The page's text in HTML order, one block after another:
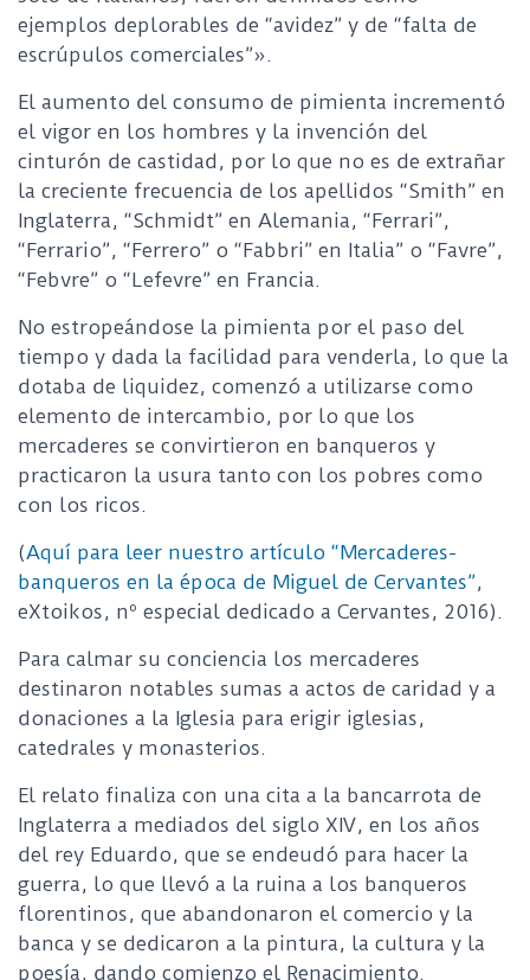
ejemplos deplorables de “avidez” y de “falta de
escrúpulos comerciales”».
El aumento del consumo de pimienta incrementó
el vigor en los hombres y la invención del
cinturón de castidad, por lo que no es de extrañar
la creciente frecuencia de los apellidos “Smith” en
Inglaterra, “Schmidt” en Alemania, “Ferrari”,
“Ferrario”, “Ferrero” o “Fabbri” en Italia” o “Favre”,
“Febvre” o “Lefevre” en Francia.
No estropeándose la pimienta por el paso del
tiempo y dada la facilidad para venderla, lo que la
dotaba de liquidez, comenzó a utilizarse como
elemento de intercambio, por lo que los
mercaderes se convirtieron en banqueros y
practicaron la usura tanto con los pobres como
con los ricos.
(Aquí para leer nuestro artículo “Mercaderes-
banqueros en la época de Miguel de Cervantes”,
eXtoikos, nº especial dedicado a Cervantes, 2016).
Para calmar su conciencia los mercaderes
destinaron notables sumas a actos de caridad y a
donaciones a la Iglesia para erigir iglesias,
catedrales y monasterios.
El relato finaliza con una cita a la bancarrota de
Inglaterra a mediados del siglo XIV, en los años
del rey Eduardo, que se endeudó para hacer la
guerra, lo que llevó a la ruina a los banqueros
florentinos, que abandonaron el comercio y la
banca y se dedicaron a la pintura, la cultura y la
poesía, dando comienzo el Renacimiento.